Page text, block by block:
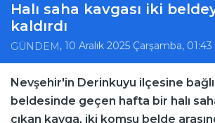
Halı saha kavgası iki
kaldırdı
GÜNDEM, 10 Aralık 2025 Çarşamba, 01:43
Nevşehir'in Derinkuyu ilçesine bağlı
beldesinde geçen hafta bir halı
çıkan kavga, iki komşu belde